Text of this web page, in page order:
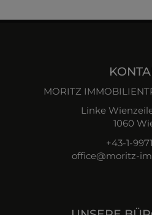
MORITZ
Linke
1060
+43-1-
office@moritz-